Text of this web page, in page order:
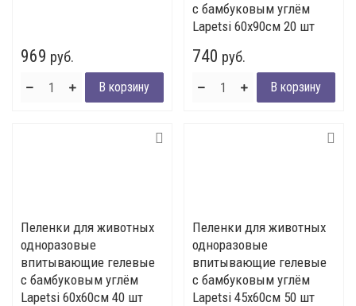
969 руб.
с бамбуковым углём
Lapetsi 60х90см 20 шт
740 руб.
Пеленки для животных
одноразовые
впитывающие гелевые
с бамбуковым углём
Lapetsi 60х60см 40 шт
Пеленки для животных
одноразовые
впитывающие гелевые
с бамбуковым углём
Lapetsi 45х60см 50 шт